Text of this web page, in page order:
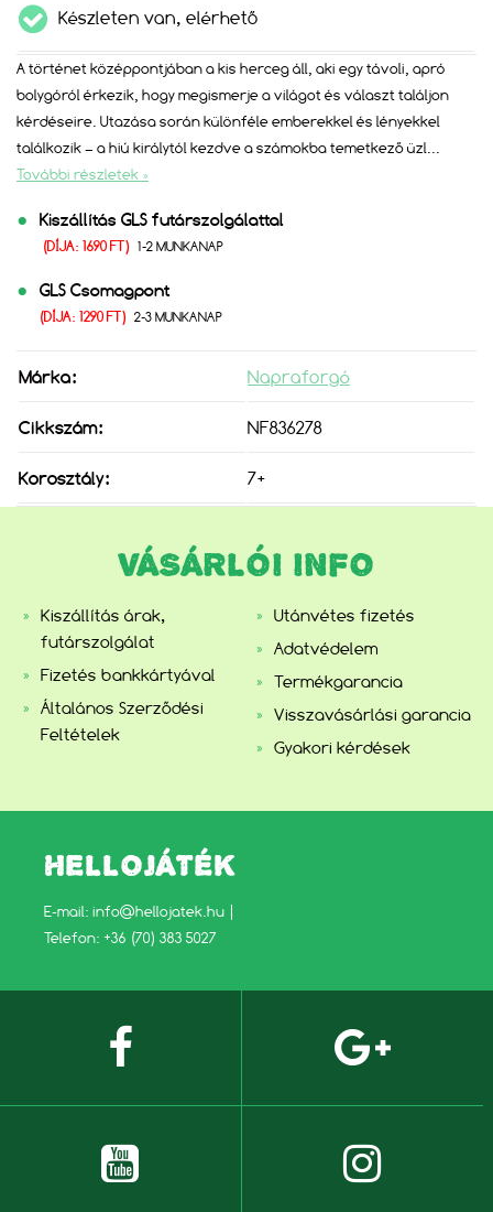
Készleten van, elérhető
A történet középpontjában a kis herceg áll, aki egy távoli, apró
bolygóról érkezik, hogy megismerje a világot és választ találjon
kérdéseire. Utazása során különféle emberekkel és lényekkel
találkozik – a hiú királytól kezdve a számokba temetkező üzl
További részletek »
Kiszállítás GLS futárszolgálattal
(DÍJA: 1690 FT) 1-2 MUNKANAP
GLS Csomagpont
(DÍJA: 1290 FT) 2-3 MUNKANAP
Márka: Napraforgó
Cikkszám: NF836278
Korosztály: 7+
VÁSÁRLÓI INFO
Kiszállítás árak,
futárszolgálat
Fizetés bankkártyával
Általános Szerződési
Feltételek
Utánvétes fizetés
Adatvédelem
Termékgarancia
Visszavásárlási garancia
Gyakori kérdések
HELLOJÁTÉK
E-mail: info@hellojatek.hu
Telefon: +36 (70) 383 5027